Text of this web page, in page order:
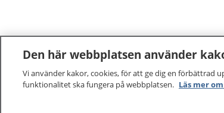
Den här webbplatsen använder
Vi använder kakor, cookies, för att ge dig en förbättrad
funktionalitet ska fungera på webbplatsen. Läs mer